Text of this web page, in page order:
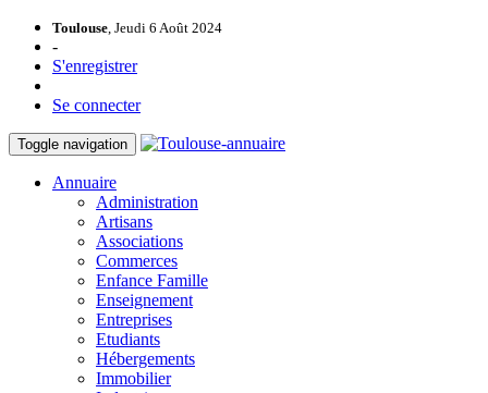
Toulouse, Jeudi 6 Août 2024
-
S'enregistrer
Se connecter
Toggle navigation
Annuaire
Administration
Artisans
Associations
Commerces
Enfance Famille
Enseignement
Entreprises
Etudiants
Hébergements
Immobilier